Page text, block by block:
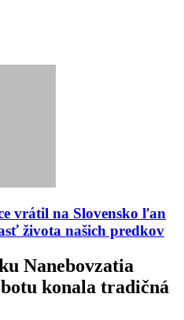
vrátil na Slovensko ľan
života našich predkov
Nanebovzatia
konala tradičná